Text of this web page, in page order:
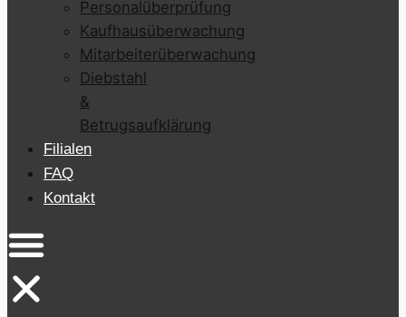
Personalüberprüfung
Kaufhausüberwachung
Mitarbeiterüberwachung
Diebstahl
&
Betrugsaufklärung
Filialen
FAQ
Kontakt